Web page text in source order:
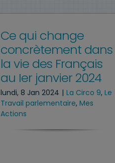
Ce qui change
concrètement dans
la vie des Français
au Ier janvier 2024
lundi, 8 Jan 2024 | La Circo 9, Le
Travail parlementaire, Mes
Actions